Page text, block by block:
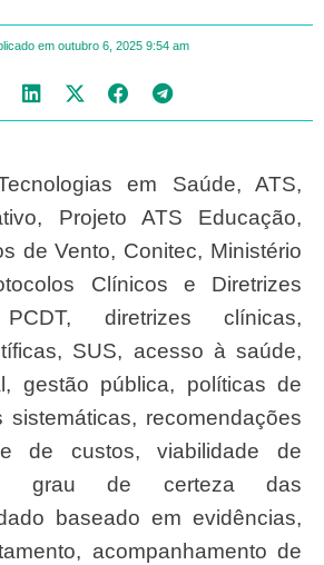
em outubro 6, 2025 9:54 am
Projeto ATS Educação,
de Vento, Conitec, Ministério
Clínicos e Diretrizes
PCDT, diretrizes clínicas,
SUS, acesso à saúde,
gestão pública, políticas de
sistemáticas, recomendações
de custos, viabilidade de
grau de certeza das
baseado em evidências,
acompanhamento de